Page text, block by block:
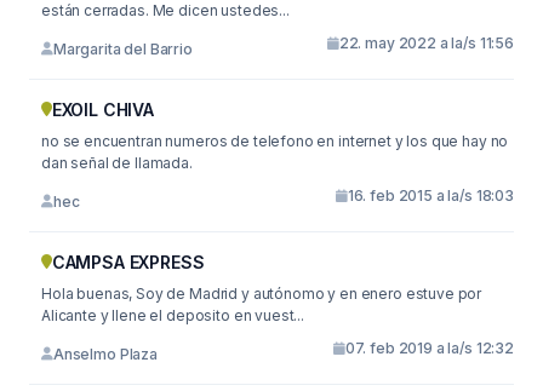
están cerradas. Me dicen ustedes...
Margarita del Barrio 22. may 2022 a la/s 11:56
EXOIL CHIVA
no se encuentran numeros de telefono en internet y los que hay no
dan señal de llamada.
hec 16. feb 2015 a la/s 18:03
CAMPSA EXPRESS
Hola buenas, Soy de Madrid y autónomo y en enero estuve por
Alicante y llene el deposito en vuest...
Anselmo Plaza 07. feb 2019 a la/s 12:32